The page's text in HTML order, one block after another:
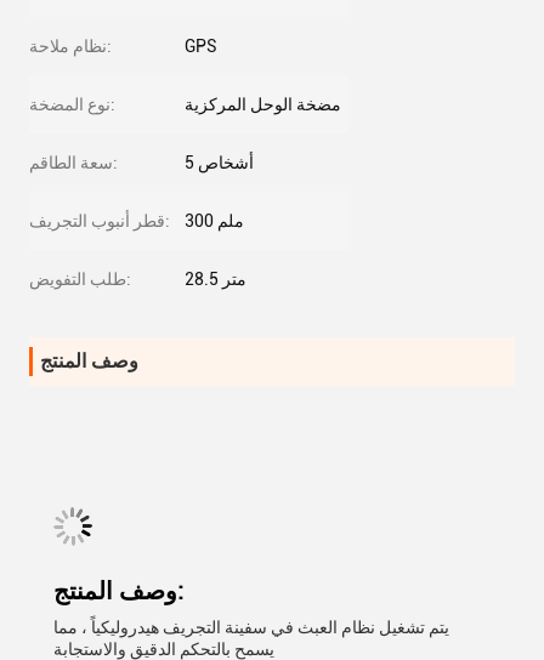
نظام ملاحة: GPS
نوع المضخة: مضخة الوحل المركزية
سعة الطاقم: 5 أشخاص
قطر أنبوب التجريف: 300 ملم
طلب التفويض: 28.5 متر
وصف المنتج
وصف المنتج:
يتم تشغيل نظام العبث في سفينة التجريف هيدروليكياً ، مما
يسمح بالتحكم الدقيق والاستجابة